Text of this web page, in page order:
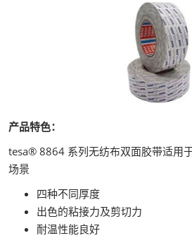
产品特色：
tesa® 8864 系列无纺布双面胶带适用
场景
四种不同厚度
出色的粘接力及剪切力
耐温性能良好